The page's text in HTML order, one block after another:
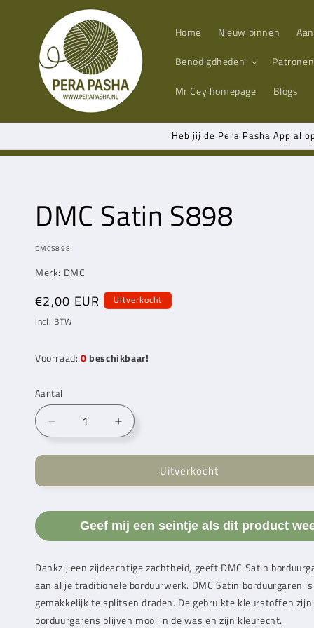
content Home Nieuw binnen
Benodigdheden
Patronen
Mr Cey homepage Blogs
Heb jij de Pera Pasha App al
DMC Satin S898
MODEL:
DMCS898
Merk: DMC
Normale
prijs
€2,00 EUR
Uitverkocht
incl. BTW
Voorraad: 0 beschikbaar!
Aantal
Aantal
verlagen
voor
Satin
Aantal
verhogen
voor
Satin
Uitverkocht
Geef mij een seintje als dit product
Dankzij een zijdeachtige zachtheid, geeft DMC Satin borduur
aan al je traditionele borduurwerk. DMC Satin borduurgaren
gemakkelijk te splitsen draden. De gebruikte kleurstoffen
borduurgarens blijven mooi in de was en zijn kleurecht.